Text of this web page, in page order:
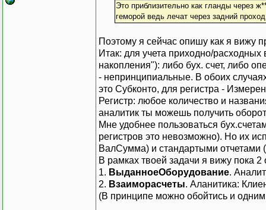
Это приблизительно как гланды через
геморой ведь лечат через задний
Поэтому я сейчас опишу как я вижу
Итак: для учета приходно/
накопления"): либо бух. счет, либо
- непринципиальные. В обоих
это Субконто, для регистра -
Регистр: любое количество и
аналитик ты можешь получить
Мне удобнее пользоваться
регистров это невозможно). Но их
ВалСумма) и стандартыми отчетами
В рамках твоей задачи я вижу пока 2
1. ВыданноеОборудование.
2. Взаиморасчеты. Аланитика:
(В принципе можно обойтись и